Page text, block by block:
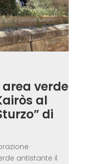
verde
al
di
antistante il